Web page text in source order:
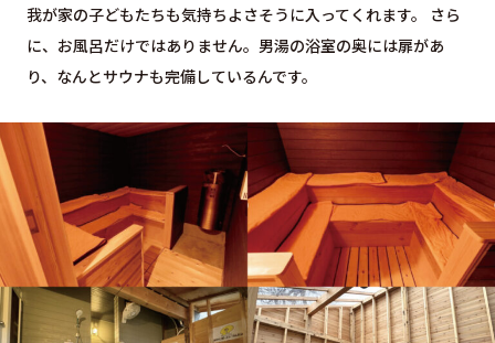
我が家の子どもたちも気持ちよさそうに入ってくれます。 さら
に、お風呂だけではありません。男湯の浴室の奥には扉があ
り、なんとサウナも完備しているんです。